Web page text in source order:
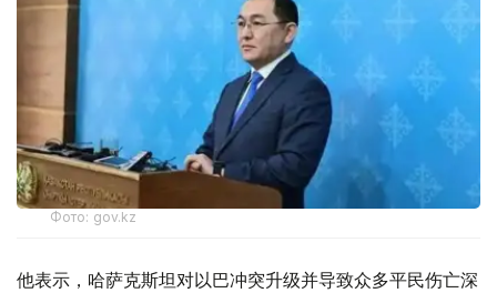
Фото: gov.kz
他表示，哈萨克斯坦对以巴冲突升级并导致众多平民伤亡深